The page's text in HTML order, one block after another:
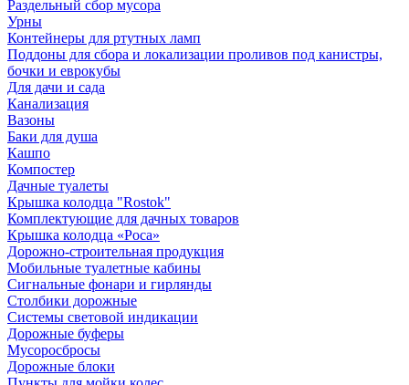
Раздельный сбор мусора
Урны
Контейнеры для ртутных ламп
Поддоны для сбора и локализации проливов под канистры,
бочки и еврокубы
Для дачи и сада
Канализация
Вазоны
Баки для душа
Кашпо
Компостер
Дачные туалеты
Крышка колодца "Rostok"
Комплектующие для дачных товаров
Крышка колодца «Роса»
Дорожно-строительная продукция
Мобильные туалетные кабины
Сигнальные фонари и гирлянды
Столбики дорожные
Системы световой индикации
Дорожные буферы
Мусоросбросы
Дорожные блоки